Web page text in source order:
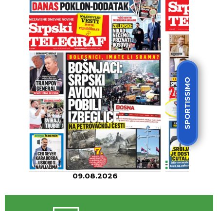
SPORTISSIMO
09.08.2026